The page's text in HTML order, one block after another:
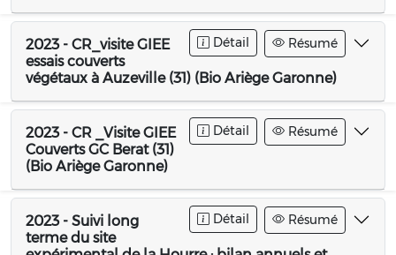
Détail Résumé
2023 - CR_visite GIEE
essais couverts
végétaux à Auzeville (31) (Bio Ariège Garonne)
Détail Résumé
2023 - CR _Visite GIEE
Couverts GC Berat (31)
(Bio Ariège Garonne)
Détail Résumé
2023 - Suivi long
terme du site